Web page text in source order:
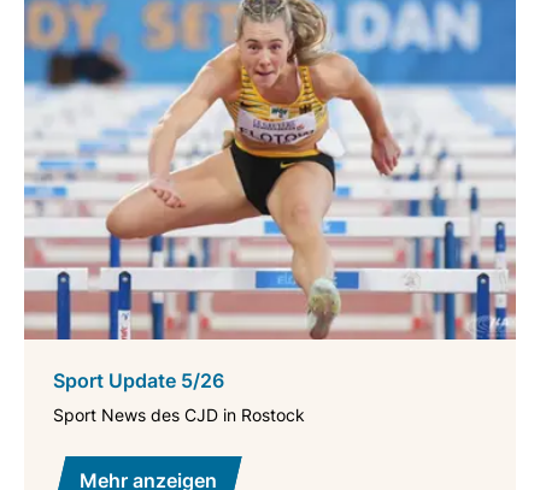
Sport Update 5/26
Sport News des CJD in Rostock
Mehr anzeigen